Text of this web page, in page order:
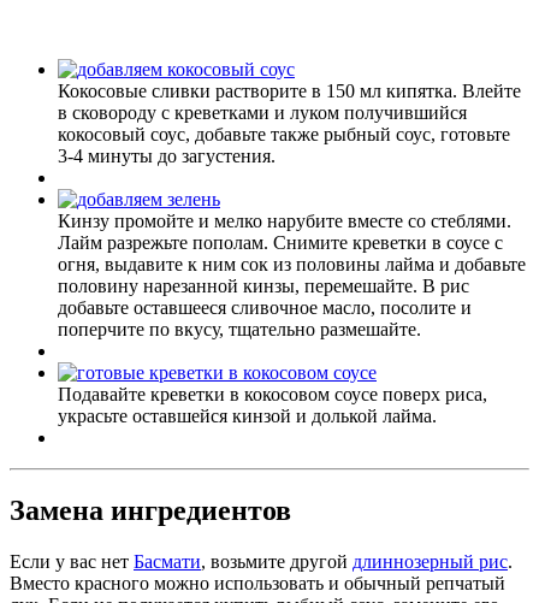
Кокосовые сливки растворите в 150 мл кипятка. Влейте
в сковороду с креветками и луком получившийся
кокосовый соус, добавьте также рыбный соус, готовьте
3-4 минуты до загустения.
Кинзу промойте и мелко нарубите вместе со стеблями.
Лайм разрежьте пополам. Снимите креветки в соусе с
огня, выдавите к ним сок из половины лайма и добавьте
половину нарезанной кинзы, перемешайте. В рис
добавьте оставшееся сливочное масло, посолите и
поперчите по вкусу, тщательно размешайте.
Подавайте креветки в кокосовом соусе поверх риса,
украсьте оставшейся кинзой и долькой лайма.
Замена ингредиентов
Если у вас нет Басмати, возьмите другой длиннозерный рис.
Вместо красного можно использовать и обычный репчатый